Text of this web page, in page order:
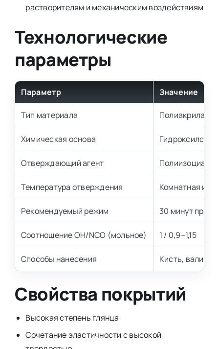
растворителям и механическим воздействиям
Технологические
параметры
Параметр Значение
Тип материала Полиакрилат-
Химическая основа
Отверждающий агент
Температура отверждения Комнатная или
Рекомендуемый режим 30 минут при
Соотношение ОН/NCO (мольное) 1 / 0,9–1,15
Способы нанесения Кисть, валик,
Свойства покрытий
Высокая степень глянца
Сочетание эластичности с высокой